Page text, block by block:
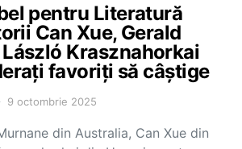
pentru Literatură
Can Xue, Gerald
Krasznahorkai
favoriți să câştige
9 octombrie 2025
din Australia, Can Xue din